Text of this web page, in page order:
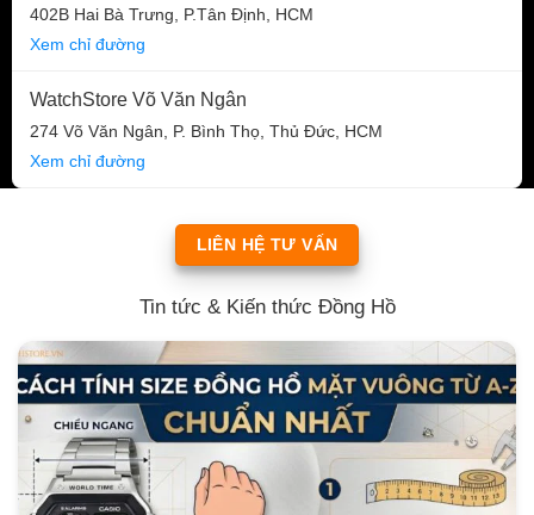
402B Hai Bà Trưng, P.Tân Định, HCM
Xem chỉ đường
WatchStore Võ Văn Ngân
274 Võ Văn Ngân, P. Bình Thọ, Thủ Đức, HCM
Xem chỉ đường
LIÊN HỆ TƯ VẤN
Tin tức & Kiến thức Đồng Hồ